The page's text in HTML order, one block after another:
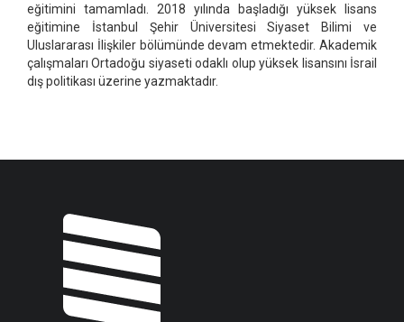
eğitimini tamamladı. 2018 yılında başladığı yüksek lisans
eğitimine İstanbul Şehir Üniversitesi Siyaset Bilimi ve
Uluslararası İlişkiler bölümünde devam etmektedir. Akademik
çalışmaları Ortadoğu siyaseti odaklı olup yüksek lisansını İsrail
dış politikası üzerine yazmaktadır.